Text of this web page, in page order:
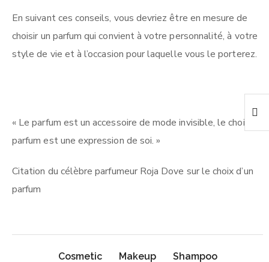
En suivant ces conseils, vous devriez être en mesure de
choisir un parfum qui convient à votre personnalité, à votre
style de vie et à l’occasion pour laquelle vous le porterez.
« Le parfum est un accessoire de mode invisible, le choix du
parfum est une expression de soi. »
Citation du célèbre parfumeur Roja Dove sur le choix d’un
parfum
Cosmetic Makeup Shampoo